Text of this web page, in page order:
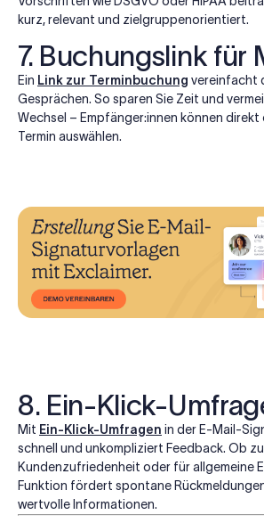
kurz, relevant und zielgruppenorientiert.
7. Buchungslink für
Ein Link zur Terminbuchung vereinfacht
Gesprächen. So sparen Sie Zeit und
Wechsel – Empfänger:innen können direkt
Termin auswählen.
8. Ein-Klick-
Mit Ein-Klick-Umfragen in der E-Mail-
schnell und unkompliziert Feedback. Ob
Kundenzufriedenheit oder für allgemeine
Funktion fördert spontane
wertvolle Informationen.